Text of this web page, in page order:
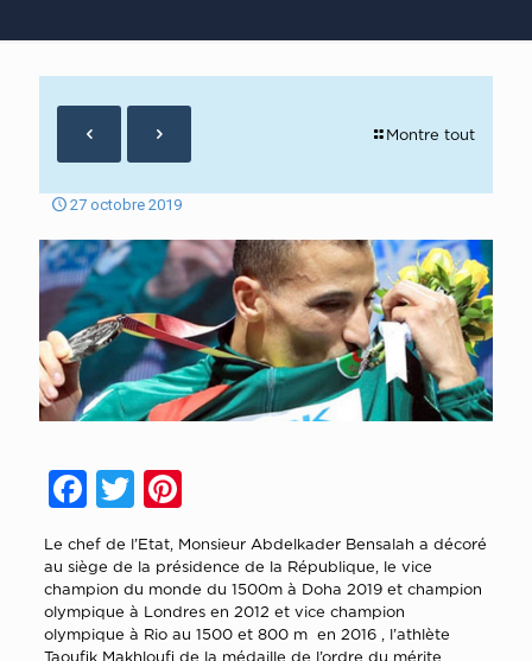
Montre tout
27 octobre 2019
Facebook
TwitterPinterest
Le chef de l’Etat, Monsieur Abdelkader Bensalah a décoré
au siège de la présidence de la République, le vice
champion du monde du 1500m à Doha 2019 et champion
olympique à Londres en 2012 et vice champion
olympique à Rio au 1500 et 800 m en 2016 , l’athlète
Taoufik Makhloufi de la médaille de l’ordre du mérite